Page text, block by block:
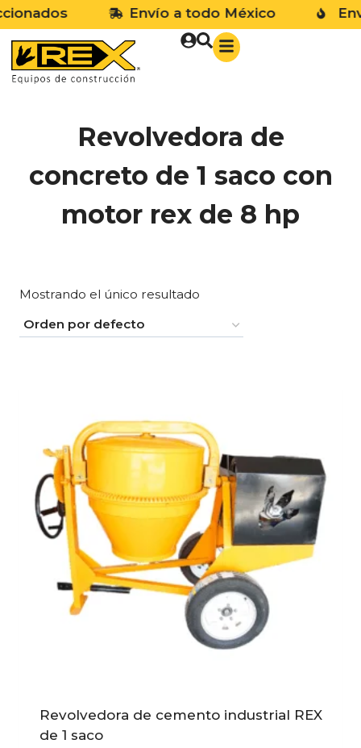
Envío a todo México
Revolvedora de
concreto de 1 saco con
motor rex de 8 hp
Mostrando el único resultado
Revolvedora de cemento industrial REX
de 1 saco